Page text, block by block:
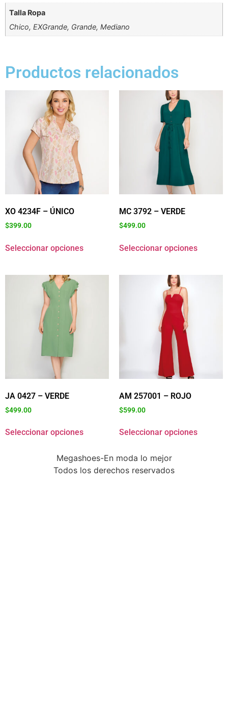
Talla Ropa
Chico, EXGrande, Grande, Mediano
Productos relacionados
XO 4234F – ÚNICO
$399.00
Seleccionar opciones
MC 3792 – VERDE
$499.00
Seleccionar opciones
JA 0427 – VERDE
$499.00
Seleccionar opciones
AM 257001 – ROJO
$599.00
Seleccionar opciones
Megashoes-En moda lo mejor
Todos los derechos reservados